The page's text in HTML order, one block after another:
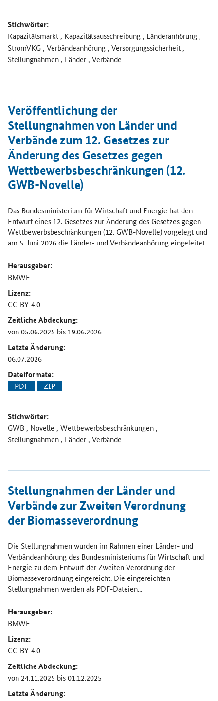
Stichwörter:
Kapazitätsmarkt , Kapazitätsausschreibung , Länderanhörung ,
StromVKG , Verbändeanhörung , Versorgungssicherheit ,
Stellungnahmen , Länder , Verbände
Veröffentlichung der
Stellungnahmen von Länder und
Verbände zum 12. Gesetzes zur
Änderung des Gesetzes gegen
Wettbewerbsbeschränkungen (12.
GWB-Novelle)
Das Bundesministerium für Wirtschaft und Energie hat den
Entwurf eines 12. Gesetzes zur Änderung des Gesetzes gegen
Wettbewerbsbeschränkungen (12. GWB-Novelle) vorgelegt und
am 5. Juni 2026 die Länder- und Verbändeanhörung eingeleitet.
Herausgeber:
BMWE
Lizenz:
CC-BY-4.0
Zeitliche Abdeckung:
von 05.06.2025 bis 19.06.2026
Letzte Änderung:
06.07.2026
Dateiformate:
PDF ZIP
Stichwörter:
GWB , Novelle , Wettbewerbsbeschränkungen ,
Stellungnahmen , Länder , Verbände
Öffnet Einzelsicht
Stellungnahmen der Länder und
Verbände zur Zweiten Verordnung
der Biomasseverordnung
Die Stellungnahmen wurden im Rahmen einer Länder- und
Verbändeanhörung des Bundesministeriums für Wirtschaft und
Energie zu dem Entwurf der Zweiten Verordnung der
Biomasseverordnung eingereicht. Die eingereichten
Stellungnahmen werden als PDF-Dateien...
Herausgeber:
BMWE
Lizenz:
CC-BY-4.0
Zeitliche Abdeckung:
von 24.11.2025 bis 01.12.2025
Letzte Änderung:
Öffnet Einzelsicht